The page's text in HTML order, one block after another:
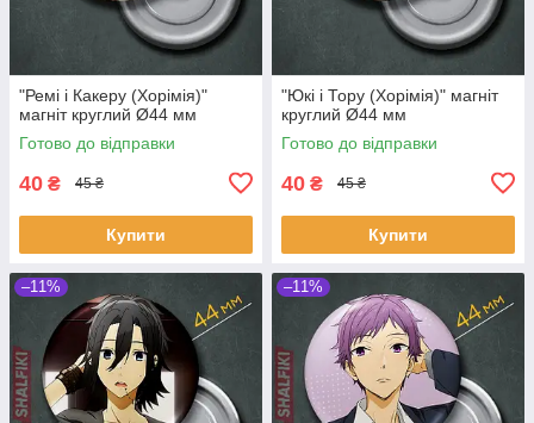
"Ремі і Какеру (Хорімія)"
магніт круглий Ø44 мм
Готово до відправки
40 ₴ 45 ₴
Купити
"Юкі і Тору (Хорімія)" магніт
круглий Ø44 мм
Готово до відправки
40 ₴ 45 ₴
Купити
–11% –11%